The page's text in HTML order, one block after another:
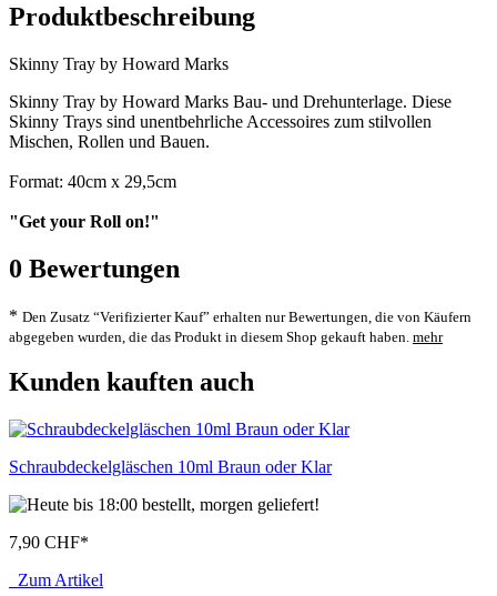
Produktbeschreibung
Skinny Tray by Howard Marks
Skinny Tray by Howard Marks Bau- und Drehunterlage. Diese
Skinny Trays sind unentbehrliche Accessoires zum stilvollen
Mischen, Rollen und Bauen.
Format: 40cm x 29,5cm
"Get your Roll on!"
0 Bewertungen
* Den Zusatz “Verifizierter Kauf” erhalten nur Bewertungen, die von Käufern
abgegeben wurden, die das Produkt in diesem Shop gekauft haben. mehr
Kunden kauften auch
Schraubdeckelgläschen 10ml Braun oder Klar
7,90 CHF*
Zum Artikel